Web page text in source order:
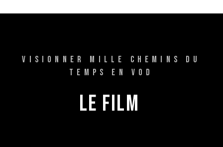
VISIONNER MILLE CHEMINS DU
TEMPS EN VOD
LE FILM